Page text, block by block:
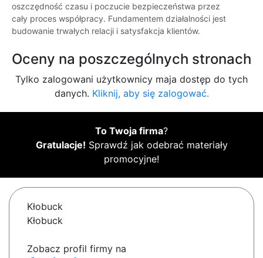
oszczędność czasu i poczucie bezpieczeństwa przez
cały proces współpracy. Fundamentem działalności jest
budowanie trwałych relacji i satysfakcja klientów.
Oceny na poszczególnych stronach
Tylko zalogowani użytkownicy maja dostęp do tych
danych. Kliknij, aby się zalogować.
To Twoja firma?
Gratulacje! Sprawdź jak odebrać materiały
promocyjne!
Kłobuck
Kłobuck
Zobacz profil firmy na